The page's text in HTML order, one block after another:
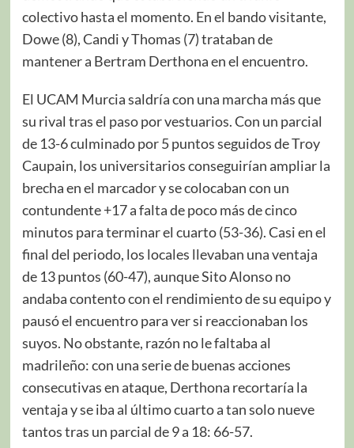
colectivo hasta el momento. En el bando visitante,
Dowe (8), Candi y Thomas (7) trataban de
mantener a Bertram Derthona en el encuentro.
El UCAM Murcia saldría con una marcha más que
su rival tras el paso por vestuarios. Con un parcial
de 13-6 culminado por 5 puntos seguidos de Troy
Caupain, los universitarios conseguirían ampliar la
brecha en el marcador y se colocaban con un
contundente +17 a falta de poco más de cinco
minutos para terminar el cuarto (53-36). Casi en el
final del periodo, los locales llevaban una ventaja
de 13 puntos (60-47), aunque Sito Alonso no
andaba contento con el rendimiento de su equipo y
pausó el encuentro para ver si reaccionaban los
suyos. No obstante, razón no le faltaba al
madrileño: con una serie de buenas acciones
consecutivas en ataque, Derthona recortaría la
ventaja y se iba al último cuarto a tan solo nueve
tantos tras un parcial de 9 a 18: 66-57.